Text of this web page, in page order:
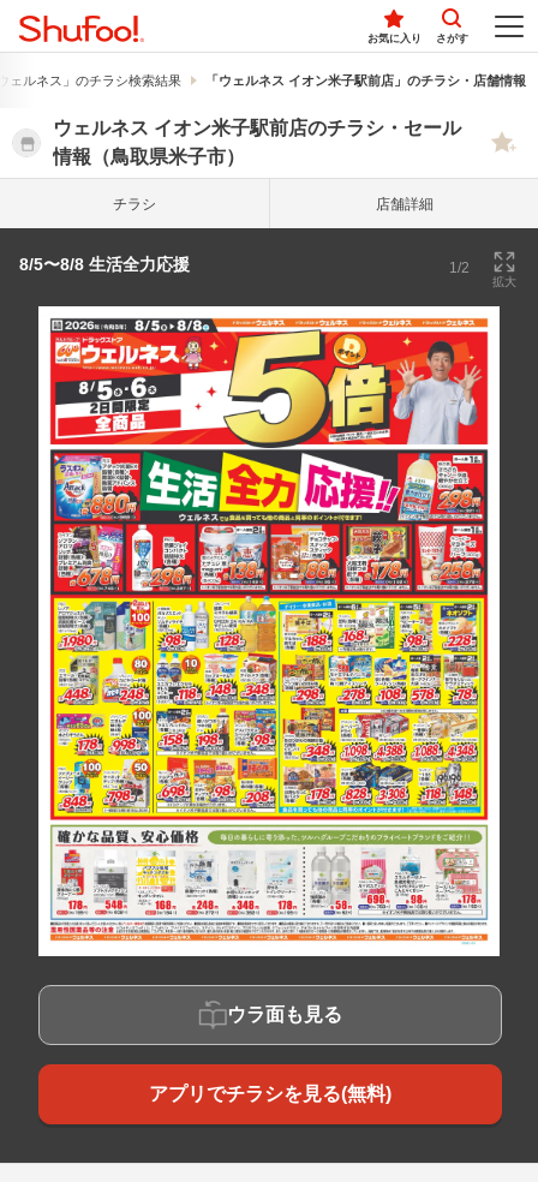
お気に入り さがす
ェルネス」のチラシ検索結果 「ウェルネス イオン米子駅前店」のチラシ・店舗情報
ウェルネス イオン米子駅前店のチラシ・セール
情報（鳥取県米子市）
チラシ 店舗詳細
8/5〜8/8 生活全力応援 1/2
拡大
ウラ面も見る
アプリでチラシを見る(無料)